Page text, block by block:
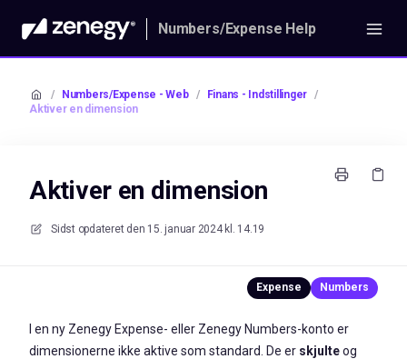
Numbers/Expense Help
/ Numbers/Expense - Web / Finans - Indstillinger /
Aktiver en dimension
Aktiver en dimension
Sidst opdateret den 15. januar 2024 kl. 14.19
I en ny Zenegy Expense- eller Zenegy Numbers-konto er
dimensionerne ikke aktive som standard. De er skjulteog